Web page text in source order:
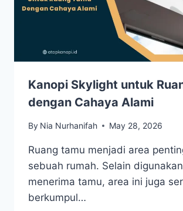
Kanopi Skylight untuk
dengan Cahaya Alami
By Nia Nurhanifah May 28, 2026
Ruang tamu menjadi area
sebuah rumah. Selain
menerima tamu, area ini juga
berkumpul…